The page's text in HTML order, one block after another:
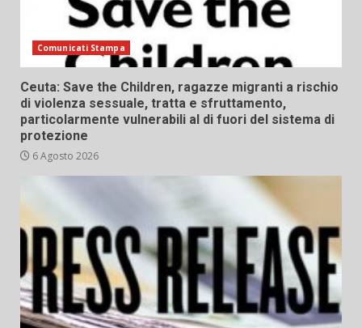
Comunicati Stampa
Ceuta: Save the Children, ragazze migranti a rischio
di violenza sessuale, tratta e sfruttamento,
particolarmente vulnerabili al di fuori del sistema di
protezione
6 Agosto 2026